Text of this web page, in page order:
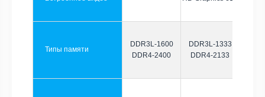
Типы памяти
DDR3L-1600
DDR4-2400
DDR3L-1333
DDR4-2133